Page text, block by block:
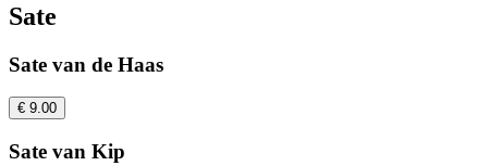
Sate
Sate van de Haas
€ 9.00
Sate van Kip